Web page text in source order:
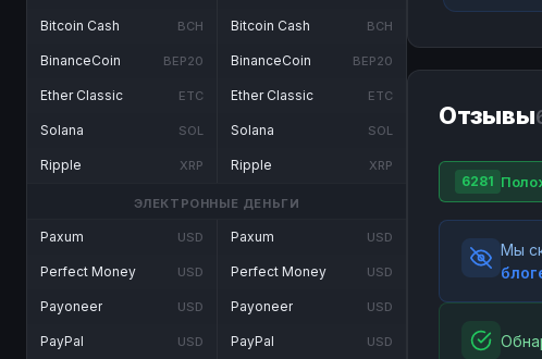
Bitcoin Cash BCH
BinanceCoin BEP20
Ether Classic ETC
Solana SOL
Ripple XRP
Bitcoin Cash BCH
BinanceCoin BEP20
Ether Classic ETC
Solana SOL
Ripple XRP
ЭЛЕКТРОННЫЕ ДЕНЬГИ
Paxum USD
Perfect Money USD
Payoneer USD
PayPal USD
Paxum USD
Perfect Money USD
Payoneer USD
PayPal USD
Отзывы
6281
Мы